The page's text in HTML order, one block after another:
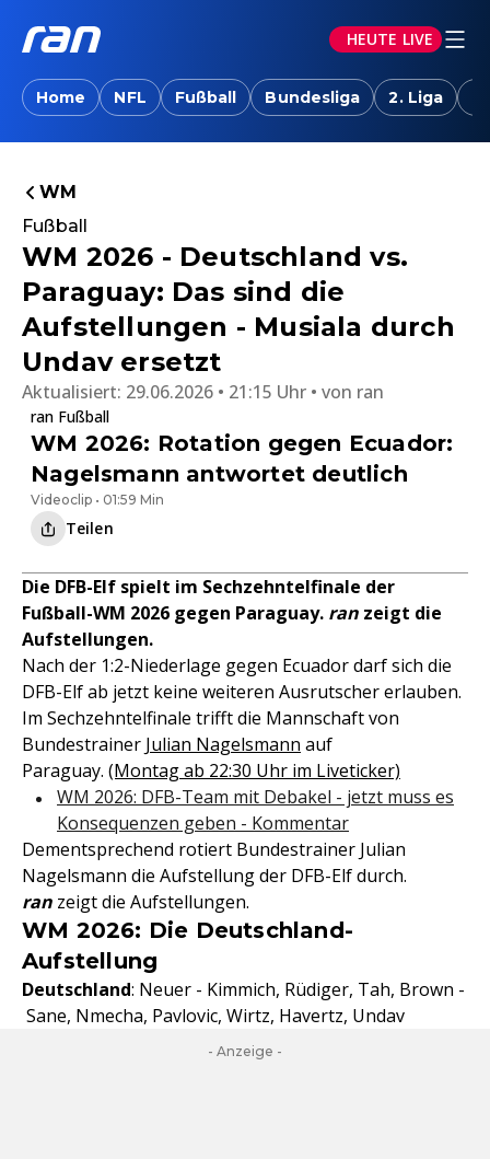
HEUTE LIVE
Home NFL Fußball Bundesliga 2. Liga
WM
Fußball
WM 2026 - Deutschland vs.
Paraguay: Das sind die
Aufstellungen - Musiala durch
Undav ersetzt
Aktualisiert: 29.06.2026 • 21:15 Uhr von ran
ran Fußball
WM 2026: Rotation gegen Ecuador:
Nagelsmann antwortet deutlich
Videoclip • 01:59 Min
Teilen
Die DFB-Elf spielt im Sechzehntelfinale der
Fußball-WM 2026 gegen Paraguay. ran zeigt die
Aufstellungen.
Nach der 1:2-Niederlage gegen Ecuador darf sich die
DFB-Elf ab jetzt keine weiteren Ausrutscher erlauben.
Im Sechzehntelfinale trifft die Mannschaft von
Bundestrainer Julian Nagelsmann auf
Paraguay. (Montag ab 22:30 Uhr im Liveticker)
WM 2026: DFB-Team mit Debakel - jetzt muss es
Konsequenzen geben - Kommentar
Dementsprechend rotiert Bundestrainer Julian
Nagelsmann die Aufstellung der DFB-Elf durch.
ran zeigt die Aufstellungen.
WM 2026: Die Deutschland-
Aufstellung
Deutschland: Neuer - Kimmich, Rüdiger, Tah, Brown -
Sane, Nmecha, Pavlovic, Wirtz, Havertz, Undav
- Anzeige -